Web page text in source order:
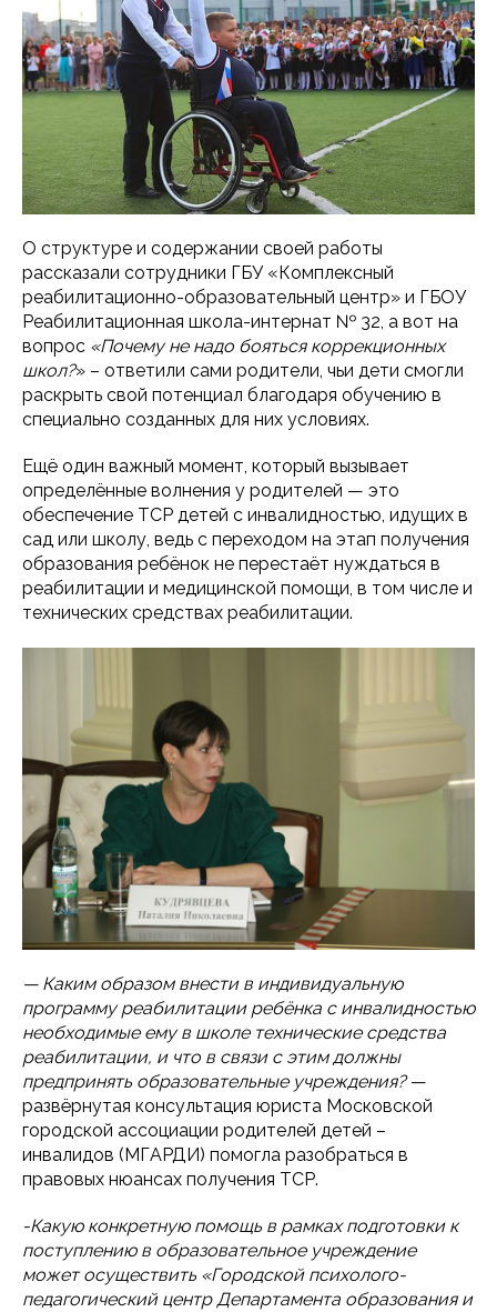
О структуре и содержании своей работы
рассказали сотрудники ГБУ «Комплексный
реабилитационно-образовательный центр» и ГБОУ
Реабилитационная школа-интернат № 32, а вот на
вопрос «Почему не надо бояться коррекционных
школ?» – ответили сами родители, чьи дети смогли
раскрыть свой потенциал благодаря обучению в
специально созданных для них условиях.
Ещё один важный момент, который вызывает
определённые волнения у родителей — это
обеспечение ТСР детей с инвалидностью, идущих в
сад или школу, ведь с переходом на этап получения
образования ребёнок не перестаёт нуждаться в
реабилитации и медицинской помощи, в том числе и
технических средствах реабилитации.
— Каким образом внести в индивидуальную
программу реабилитации ребёнка с инвалидностью
необходимые ему в школе технические средства
реабилитации, и что в связи с этим должны
предпринять образовательные учреждения?—
развёрнутая консультация юриста Московской
городской ассоциации родителей детей –
инвалидов (МГАРДИ) помогла разобраться в
правовых нюансах получения ТСР.
-Какую конкретную помощь в рамках подготовки к
поступлению в образовательное учреждение
может осуществить «Городской психолого-
педагогический центр Департамента образования и